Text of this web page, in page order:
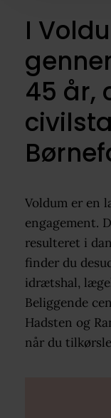
I
45 år,
Voldum er en
engagement.
resulteret i
finder du
idrætshal,
Beliggende
Hadsten og
når du